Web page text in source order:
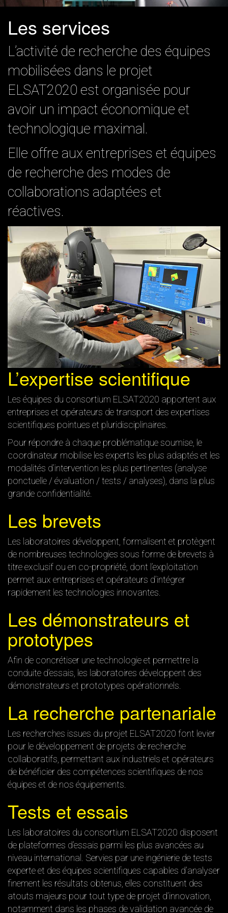
Les services
L’activité de recherche des équipes
mobilisées dans le projet
ELSAT2020 est organisée pour
avoir un impact économique et
technologique maximal.
Elle offre aux entreprises et équipes
de recherche des modes de
collaborations adaptées et
réactives.
L’expertise scientifique
Les équipes du consortium ELSAT2020 apportent aux
entreprises et opérateurs de transport des expertises
scientifiques pointues et pluridisciplinaires.
Pour répondre à chaque problématique soumise, le
coordinateur mobilise les experts les plus adaptés et les
modalités d’intervention les plus pertinentes (analyse
ponctuelle / évaluation / tests / analyses), dans la plus
grande confidentialité.
Les brevets
Les laboratoires développent, formalisent et protègent
de nombreuses technologies sous forme de brevets à
titre exclusif ou en co-propriété, dont l’exploitation
permet aux entreprises et opérateurs d’intégrer
rapidement les technologies innovantes.
Les démonstrateurs et
prototypes
Afin de concrétiser une technologie et permettre la
conduite d’essais, les laboratoires développent des
démonstrateurs et prototypes opérationnels.
La recherche partenariale
Les recherches issues du projet ELSAT2020 font levier
pour le développement de projets de recherche
collaboratifs, permettant aux industriels et opérateurs
de bénéficier des compétences scientifiques de nos
équipes et de nos équipements.
Tests et essais
Les laboratoires du consortium ELSAT2020 disposent
de plateformes d’essais parmi les plus avancées au
niveau international. Servies par une ingénierie de tests
experte et des équipes scientifiques capables d’analyser
finement les résultats obtenus, elles constituent des
atouts majeurs pour tout type de projet d’innovation,
notamment dans les phases de validation avancée de